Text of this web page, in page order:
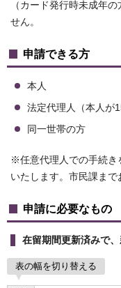
（カード発行時未成年
せん。
申請できる方
本人
法定代理人（本人が
同一世帯の方
※任意代理人での手続き
いたします。市民課まで
申請に必要なもの
在留期間更新済みで
表の幅を切り替える